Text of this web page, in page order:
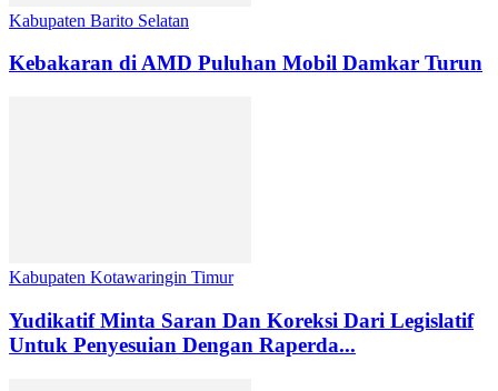
Kabupaten Barito Selatan
Kebakaran di AMD Puluhan Mobil Damkar Turun
Kabupaten Kotawaringin Timur
Yudikatif Minta Saran Dan Koreksi Dari Legislatif
Untuk Penyesuian Dengan Raperda...